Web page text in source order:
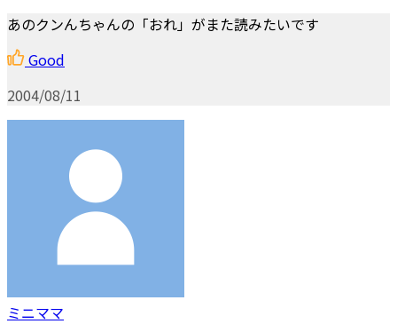
あのクンんちゃんの「おれ」がまた読みたいです
Good
2004/08/11
ミニママ